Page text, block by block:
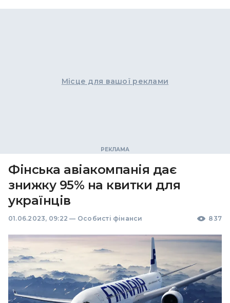
Місце для вашої реклами
Фінська авіакомпанія дає
знижку 95% на квитки для
українців
01.06.2023, 09:22 — Особисті фінанси 837